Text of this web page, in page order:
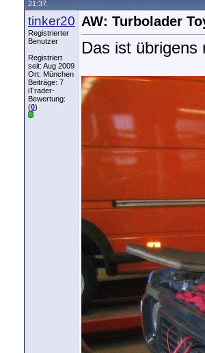
21:37
tinker20
Registrierter
Benutzer
Registriert
seit: Aug 2009
Ort: München
Beiträge: 7
iTrader-
Bewertung:
(0)
AW: Turbolader
Das ist übrigens